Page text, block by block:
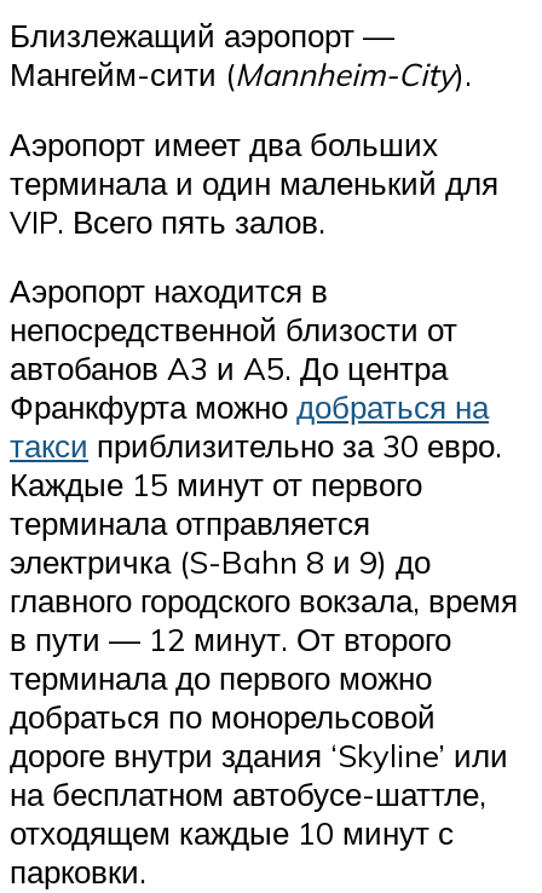
Близлежащий аэропорт —
Мангейм-сити (Mannheim-City).
Аэропорт имеет два больших
терминала и один маленький для
VIP. Всего пять залов.
Аэропорт находится в
непосредственной близости от
автобанов A3 и A5. До центра
Франкфурта можно добраться на
такси приблизительно за 30 евро.
Каждые 15 минут от первого
терминала отправляется
электричка (S-Bahn 8 и 9) до
главного городского вокзала, время
в пути — 12 минут. От второго
терминала до первого можно
добраться по монорельсовой
дороге внутри здания ‘Skyline’ или
на бесплатном автобусе-шаттле,
отходящем каждые 10 минут с
парковки.